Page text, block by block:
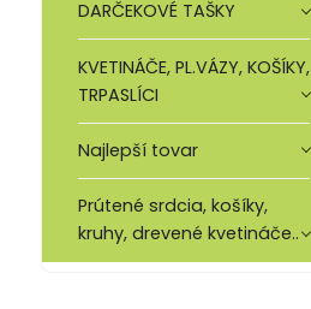
DARČEKOVÉ TAŠKY
KVETINÁČE, PL.VÁZY, KOŠÍKY,
TRPASLÍCI
Najlepší tovar
Prútené srdcia, košíky,
kruhy, drevené kvetináče..